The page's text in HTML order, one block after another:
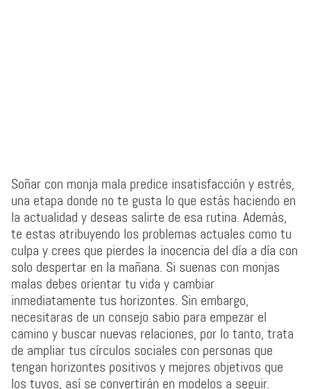
Soñar con monja mala predice insatisfacción y estrés,
una etapa donde no te gusta lo que estás haciendo en
la actualidad y deseas salirte de esa rutina. Además,
te estas atribuyendo los problemas actuales como tu
culpa y crees que pierdes la inocencia del día a día con
solo despertar en la mañana. Si suenas con monjas
malas debes orientar tu vida y cambiar
inmediatamente tus horizontes. Sin embargo,
necesitaras de un consejo sabio para empezar el
camino y buscar nuevas relaciones, por lo tanto, trata
de ampliar tus círculos sociales con personas que
tengan horizontes positivos y mejores objetivos que
los tuyos, así se convertirán en modelos a seguir.